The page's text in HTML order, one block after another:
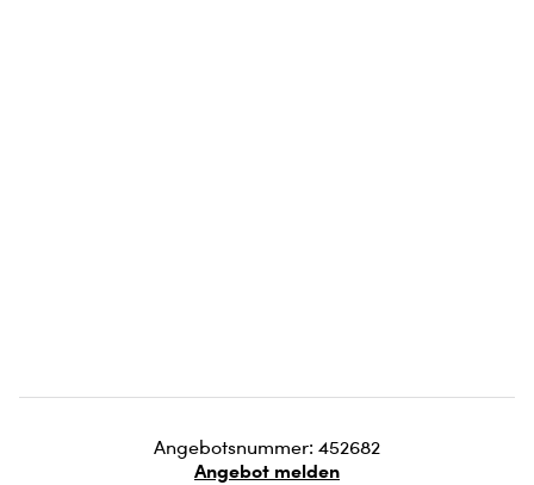
Angebotsnummer: 452682
Angebot melden